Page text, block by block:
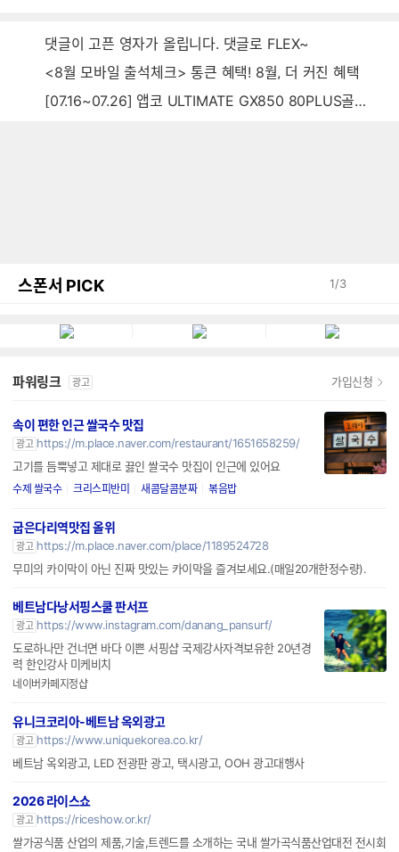
댓글이 고픈 영자가 올립니다. 댓글로 FLEX~
<8월 모바일 출석체크> 통큰 혜택! 8월, 더 커진 혜택
[07.16~07.26] 앱코 ULTIMATE GX850 80PLUS골드 풀모듈러 ATX3.0 블랙
스폰서 PICK 1/3
파워링크 광고 가입신청
속이 편한 인근 쌀국수 맛집
광고 https://m.place.naver.com/restaurant/1651658259/
고기를 듬뿍넣고 제대로 끓인 쌀국수 맛집이 인근에 있어요
수제 쌀국수 크리스피반미 새콤달콤분짜 볶음밥
굽은다리역맛집 올위
광고 https://m.place.naver.com/place/1189524728
무미의 카이막이 아닌 진짜 맛있는 카이막을 즐겨보세요.(매일20개한정수량).
베트남다낭서핑스쿨 판서프
광고 https://www.instagram.com/danang_pansurf/
도로하나만 건너면 바다 이쁜 서핑샵 국제강사자격보유한 20년경
력 한인강사 미케비치
네이버카페지정샵
유니크코리아-베트남 옥외광고
광고 https://www.uniquekorea.co.kr/
베트남 옥외광고, LED 전광판 광고, 택시광고, OOH 광고대행사
2026 라이스쇼
광고 https://riceshow.or.kr/
쌀가공식품 산업의 제품,기술,트렌드를 소개하는 국내 쌀가곡식품산업대전 전시회